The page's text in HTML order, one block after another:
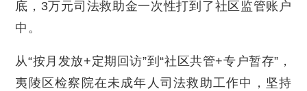
底，3万元司法救助金一次性打到了社区监管账户
中。
从“按月发放+定期回访”到“社区共管+专户暂存”，
夷陵区检察院在未成年人司法救助工作中，坚持